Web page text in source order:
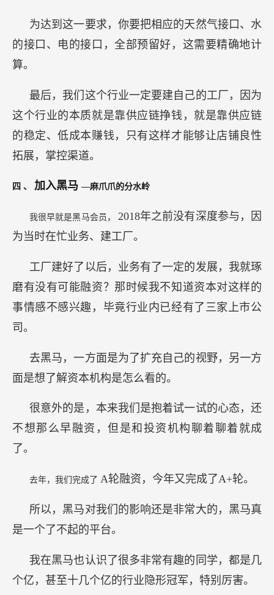
为达到这一要求，你要把相应的天然气接口、水
的接口、电的接口，全部预留好，这需要精确地计
算。
最后，我们这个行业一定要建自己的工厂，因为
这个行业的本质就是靠供应链挣钱，就是靠供应链
的稳定、低成本赚钱，只有这样才能够让店铺良性
拓展，掌控渠道。
四 、 加入黑马 —麻爪爪的分水岭
我很早就是黑马会员， 2018年之前没有深度参与，因
为当时在忙业务、建工厂。
工厂建好了以后，业务有了一定的发展，我就琢
磨有没有可能融资？那时候我不知道资本对这样的
事情感不感兴趣，毕竟行业内已经有了三家上市公
司。
去黑马，一方面是为了扩充自己的视野，另一方
面是想了解资本机构是怎么看的。
很意外的是，本来我们是抱着试一试的心态，还
不想那么早融资，但是和投资机构聊着聊着就成
了。
去年，我们完成了 A轮融资，今年又完成了A+轮。
所以，黑马对我们的影响还是非常大的，黑马真
是一个了不起的平台。
我在黑马也认识了很多非常有趣的同学，都是几
个亿，甚至十几个亿的行业隐形冠军，特别厉害。